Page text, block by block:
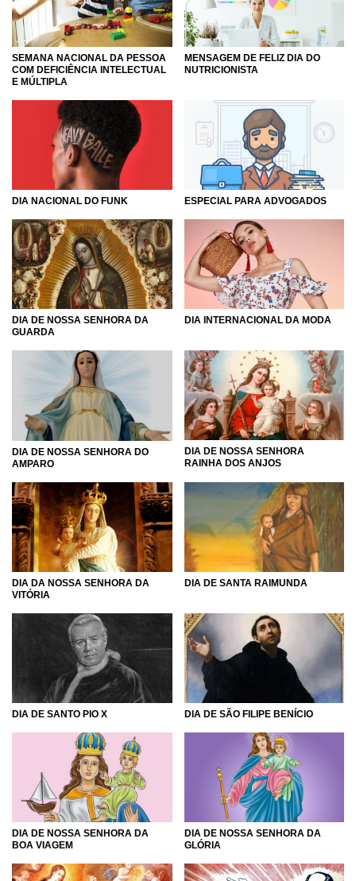
SEMANA NACIONAL DA PESSOA
COM DEFICIÊNCIA INTELECTUAL
E MÚLTIPLA
MENSAGEM DE FELIZ DIA DO
NUTRICIONISTA
DIA NACIONAL DO FUNK ESPECIAL PARA ADVOGADOS
DIA DE NOSSA SENHORA DA
GUARDA
DIA INTERNACIONAL DA MODA
DIA DE NOSSA SENHORA DO
AMPARO
DIA DE NOSSA SENHORA
RAINHA DOS ANJOS
DIA DA NOSSA SENHORA DA
VITÓRIA
DIA DE SANTA RAIMUNDA
DIA DE SANTO PIO X DIA DE SÃO FILIPE BENÍCIO
DIA DE NOSSA SENHORA DA
BOA VIAGEM
DIA DE NOSSA SENHORA DA
GLÓRIA